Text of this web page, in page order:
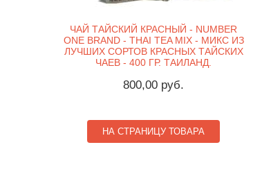
ЧАЙ ТАЙСКИЙ КРАСНЫЙ - NUMBER
ONE BRAND - THAI TEA MIX - МИКС ИЗ
ЛУЧШИХ СОРТОВ КРАСНЫХ ТАЙСКИХ
ЧАЕВ - 400 ГР. ТАИЛАНД.
800,00 руб.
НА СТРАНИЦУ ТОВАРА